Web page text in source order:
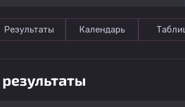
Результаты Календарь